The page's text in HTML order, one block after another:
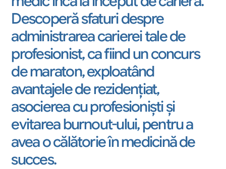
Descoperă sfaturi despre
administrarea carierei tale de
profesionist, ca fiind un concurs
de maraton, exploatând
avantajele de rezidențiat,
asocierea cu profesioniști și
evitarea burnout-ului, pentru a
avea o călătorie în medicină de
succes.